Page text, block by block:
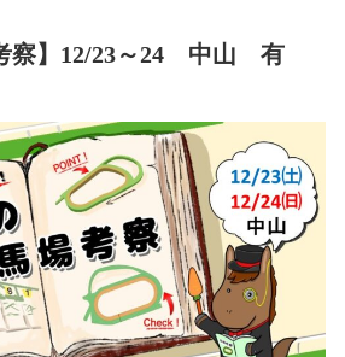
察】12/23～24 中山 有